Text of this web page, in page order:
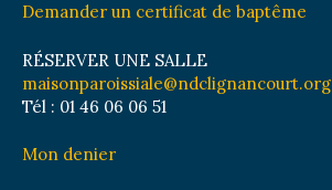
Demander un certificat de baptême
RÉSERVER UNE SALLE
maisonparoissiale@ndclignancourt.org
Tél : 01 46 06 06 51
Mon denier